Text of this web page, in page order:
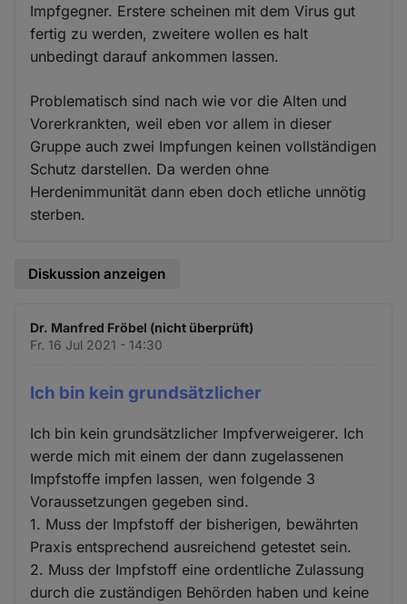
Impfgegner. Erstere scheinen mit dem Virus gut
fertig zu werden, zweitere wollen es halt
unbedingt darauf ankommen lassen.
Problematisch sind nach wie vor die Alten und
Vorerkrankten, weil eben vor allem in dieser
Gruppe auch zwei Impfungen keinen vollständigen
Schutz darstellen. Da werden ohne
Herdenimmunität dann eben doch etliche unnötig
sterben.
Diskussion anzeigen
Dr. Manfred Fröbel (nicht überprüft)
Fr. 16 Jul 2021 - 14:30
Ich bin kein grundsätzlicher
Ich bin kein grundsätzlicher Impfverweigerer. Ich
werde mich mit einem der dann zugelassenen
Impfstoffe impfen lassen, wen folgende 3
Voraussetzungen gegeben sind.
1. Muss der Impfstoff der bisherigen, bewährten
Praxis entsprechend ausreichend getestet sein.
2. Muss der Impfstoff eine ordentliche Zulassung
durch die zuständigen Behörden haben und keine